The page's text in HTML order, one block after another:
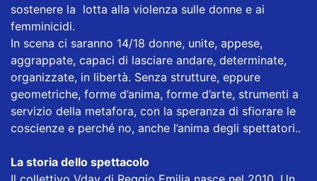
sostenere la lotta alla violenza sulle donne e ai
femminicidi.
In scena ci saranno 14/18 donne, unite, appese,
aggrappate, capaci di lasciare andare, determinate,
organizzate, in libertà. Senza strutture, eppure
geometriche, forme d’anima, forme d’arte, strumenti a
servizio della metafora, con la speranza di sfiorare le
coscienze e perché no, anche l’anima degli spettatori..
La storia dello spettacolo